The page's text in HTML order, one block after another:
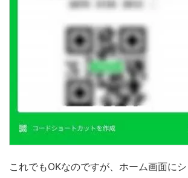
これでもOKなのですが、ホーム画面に